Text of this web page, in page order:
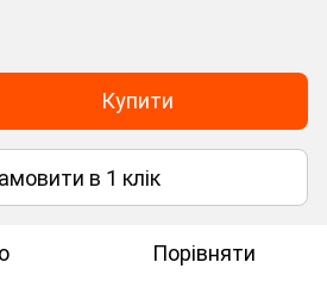
Купити
в 1 клік
Порівняти